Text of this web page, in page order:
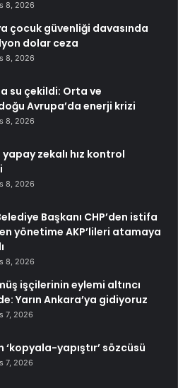
8, 2026
çocuk güvenliği davasında
dolar ceza
8, 2026
su çekildi: Orta ve
Avrupa’da enerji krizi
8, 2026
yapay zekalı hız kontrol
8, 2026
Başkanı CHP’den istifa
yönetime AKP’lileri atamaya
8, 2026
işçilerinin eylemi altıncı
Yarın Ankara’ya gidiyoruz
7, 2026
‘kopyala-yapıştır’ sözcüsü
7, 2026